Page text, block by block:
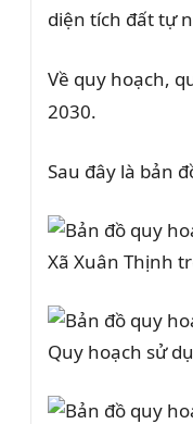
diện tích đất tự
Về quy hoạch,
2030.
Sau đây là bản
Xã Xuân Thịnh
Quy hoạch sử